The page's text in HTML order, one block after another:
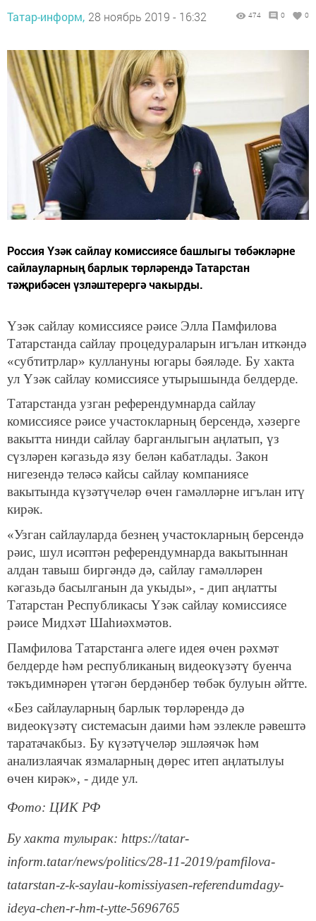
Татар-информ, 28 ноябрь 2019 - 16:32 474 0 0
Россия Үзәк сайлау комиссиясе башлыгы төбәкләрне
сайлауларның барлык төрләрендә Татарстан
тәҗрибәсен үзләштерергә чакырды.
Үзәк сайлау комиссиясе рәисе Элла Памфилова
Татарстанда сайлау процедураларын игълан иткәндә
«субтитрлар» куллануны югары бәяләде. Бу хакта
ул Үзәк сайлау комиссиясе утырышында белдерде.
Татарстанда узган референдумнарда сайлау
комиссиясе рәисе участокларның берсендә, хәзерге
вакытта нинди сайлау барганлыгын аңлатып, үз
сүзләрен кәгазьдә язу белән кабатлады. Закон
нигезендә теләсә кайсы сайлау компаниясе
вакытында күзәтүчеләр өчен гамәлләрне игълан итү
кирәк.
«Узган сайлауларда безнең участокларның берсендә
рәис, шул исәптән референдумнарда вакытыннан
алдан тавыш биргәндә дә, сайлау гамәлләрен
кәгазьдә басылганын да укыды», - дип аңлатты
Татарстан Республикасы Үзәк сайлау комиссиясе
рәисе Мидхәт Шаһиәхмәтов.
Памфилова Татарстанга әлеге идея өчен рәхмәт
белдерде һәм республиканың видеокүзәтү буенча
тәкъдимнәрен үтәгән бердәнбер төбәк булуын әйтте.
«Без сайлауларның барлык төрләрендә дә
видеокүзәтү системасын даими һәм эзлекле рәвештә
таратачакбыз. Бу күзәтүчеләр эшләячәк һәм
анализлаячак язмаларның дөрес итеп аңлатылуы
өчен кирәк», - диде ул.
Фото: ЦИК РФ
Бу хакта тулырак: https://tatar-
inform.tatar/news/politics/28-11-2019/pamfilova-
tatarstan-z-k-saylau-komissiyasen-referendumdagy-
ideya-chen-r-hm-t-ytte-5696765